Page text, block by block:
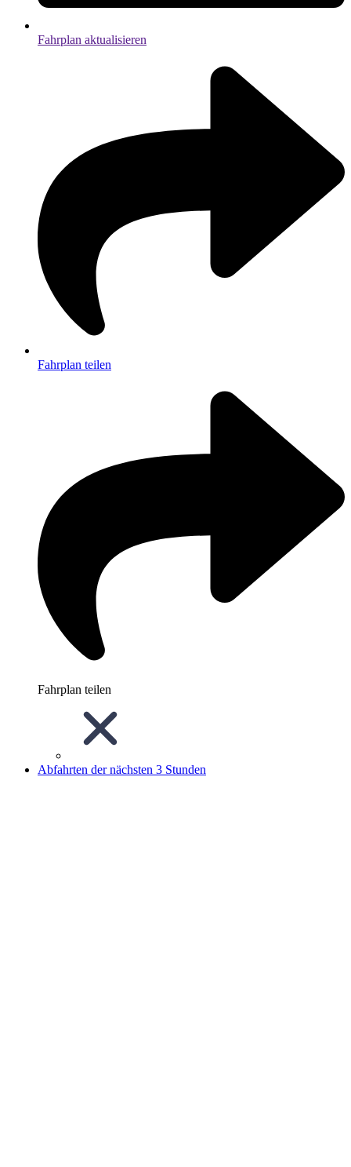
Fahrplan aktualisieren
Fahrplan teilen
Fahrplan teilen
Abfahrten der nächsten 3 Stunden